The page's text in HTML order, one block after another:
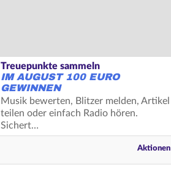
Treuepunkte sammeln
IM AUGUST 100 EURO
GEWINNEN
Musik bewerten, Blitzer melden, Artikel
teilen oder einfach Radio hören.
Sichert…
Aktionen